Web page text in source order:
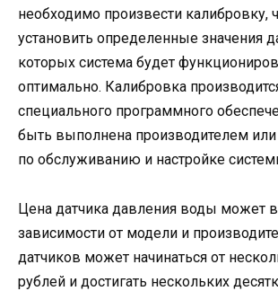
необходимо произвести калибровку,
установить определенные значения
которых система будет
оптимально. Калибровка
специального программного
быть выполнена производителем
по обслуживанию и настройке
Цена датчика давления воды может
зависимости от модели и
датчиков может начинаться от
рублей и достигать нескольких